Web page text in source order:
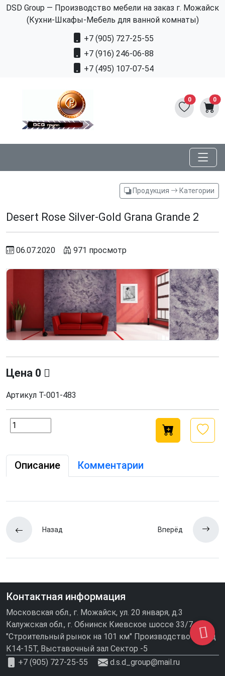
DSD Group — Производство мебели на заказ г. Можайск
(Кухни-Шкафы-Мебель для ванной комнаты)
+7 (905) 727-25-55
+7 (916) 246-06-88
+7 (495) 107-07-54
0 0
Продукция Категории
Desert Rose Silver-Gold Grana Grande 2
06.07.2020 971 просмотр
Цена 0
Артикул Т-001-483
Описание Комментарии
Назад Вперёд
Контактная информация
Московская обл., г. Можайск, ул. 20 января, д.3
Калужская обл., г. Обнинск Киевское шоссе 33/7
"Строительный рынок на 101 км" Производство\склад
К14-15Т, Выставочный зал Сектор -5
+7 (905) 727-25-55
d.s.d_group@mail.ru